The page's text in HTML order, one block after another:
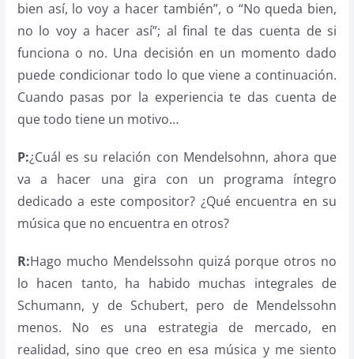
bien así, lo voy a hacer también”, o “No queda bien,
no lo voy a hacer así”; al final te das cuenta de si
funciona o no. Una decisión en un momento dado
puede condicionar todo lo que viene a continuación.
Cuando pasas por la experiencia te das cuenta de
que todo tiene un motivo…
P:¿Cuál es su relación con Mendelsohnn, ahora que
va a hacer una gira con un programa íntegro
dedicado a este compositor? ¿Qué encuentra en su
música que no encuentra en otros?
R:Hago mucho Mendelssohn quizá porque otros no
lo hacen tanto, ha habido muchas integrales de
Schumann, y de Schubert, pero de Mendelssohn
menos. No es una estrategia de mercado, en
realidad, sino que creo en esa música y me siento